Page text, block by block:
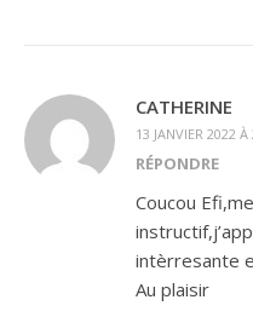
CATHERINE
13 JANVIER 2022
RÉPONDRE
Coucou
intèrresante
Au plaisir